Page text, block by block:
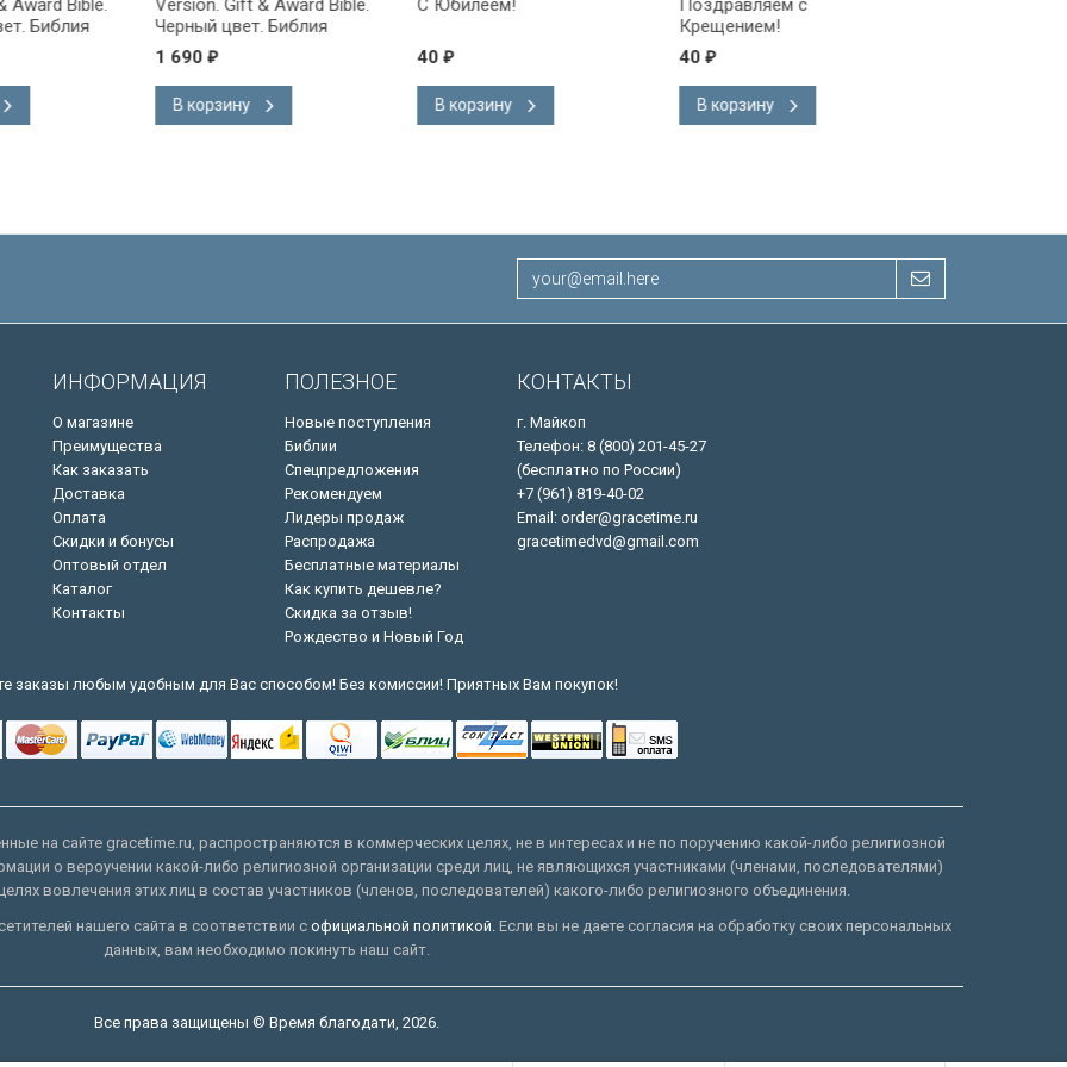
Bible.
слова
Version. Gift & Award Bible.
Черный цвет. Библия
Короля Иакова на
английском языке.
Словарь, карты, закладка,
подарочная вкладка, слова
1 690₽
В корзину
С Юбилеем!
₽
В корзину
Поздравляем с
Крещением!
₽
В корзину
ИНФОРМАЦИЯ
О магазине
Преимущества
Как заказать
Доставка
Оплата
Скидки и бонусы
Оптовый отдел
Каталог
Контакты
ПОЛЕЗНОЕ
Новые поступления
Библии
Спецпредложения
Рекомендуем
Лидеры продаж
Распродажа
Бесплатные материалы
Как купить дешевле?
Скидка за отзыв!
Рождество и Новый Год
КОНТАКТЫ
г. Майкоп
Телефон: 8 (800) 201-45-27
(бесплатно по России)
+7 (961) 819-40-02
Email: order@gracetime.ru
gracetimedvd@gmail.com
заказы любым удобным для Вас способом! Без комиссии! Приятных Вам покупок!
на сайте gracetime.ru, распространяются в коммерческих целях, не в интересах и не по поручению какой-либо религиозной
о вероучении какой-либо религиозной организации среди лиц, не являющихся участниками (членами, последователями)
вовлечения этих лиц в состав участников (членов, последователей) какого-либо религиозного объединения.
нашего сайта в соответствии с официальной политикой.Если вы не даете согласия на обработку своих персональных
данных, вам необходимо покинуть наш сайт.
Все права защищены © Время благодати, 2026.